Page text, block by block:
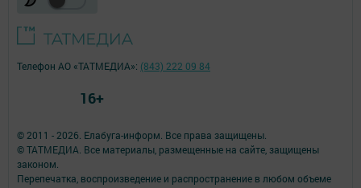
© 2011 - 2026. Елабуга-информ. Все права защищены.
© ТАТМЕДИА. Все материалы, размещенные на сайте, защищены
законом.
Перепечатка, воспроизведение и распространение в любом объеме
Телефон АО «ТАТМЕДИА»: (843) 222 09 84
16+